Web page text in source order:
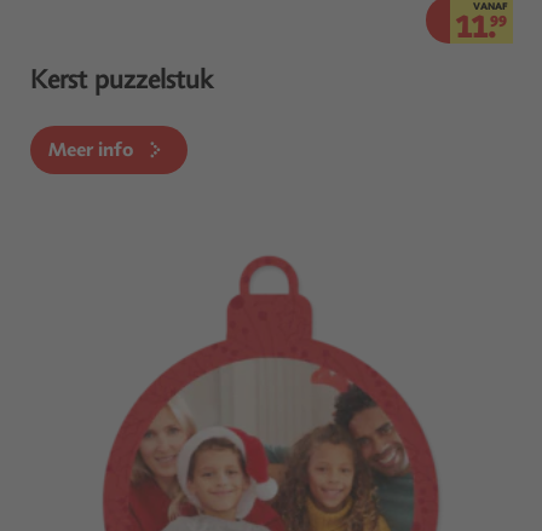
VANAF
11.99
Kerst puzzelstuk
Meer info